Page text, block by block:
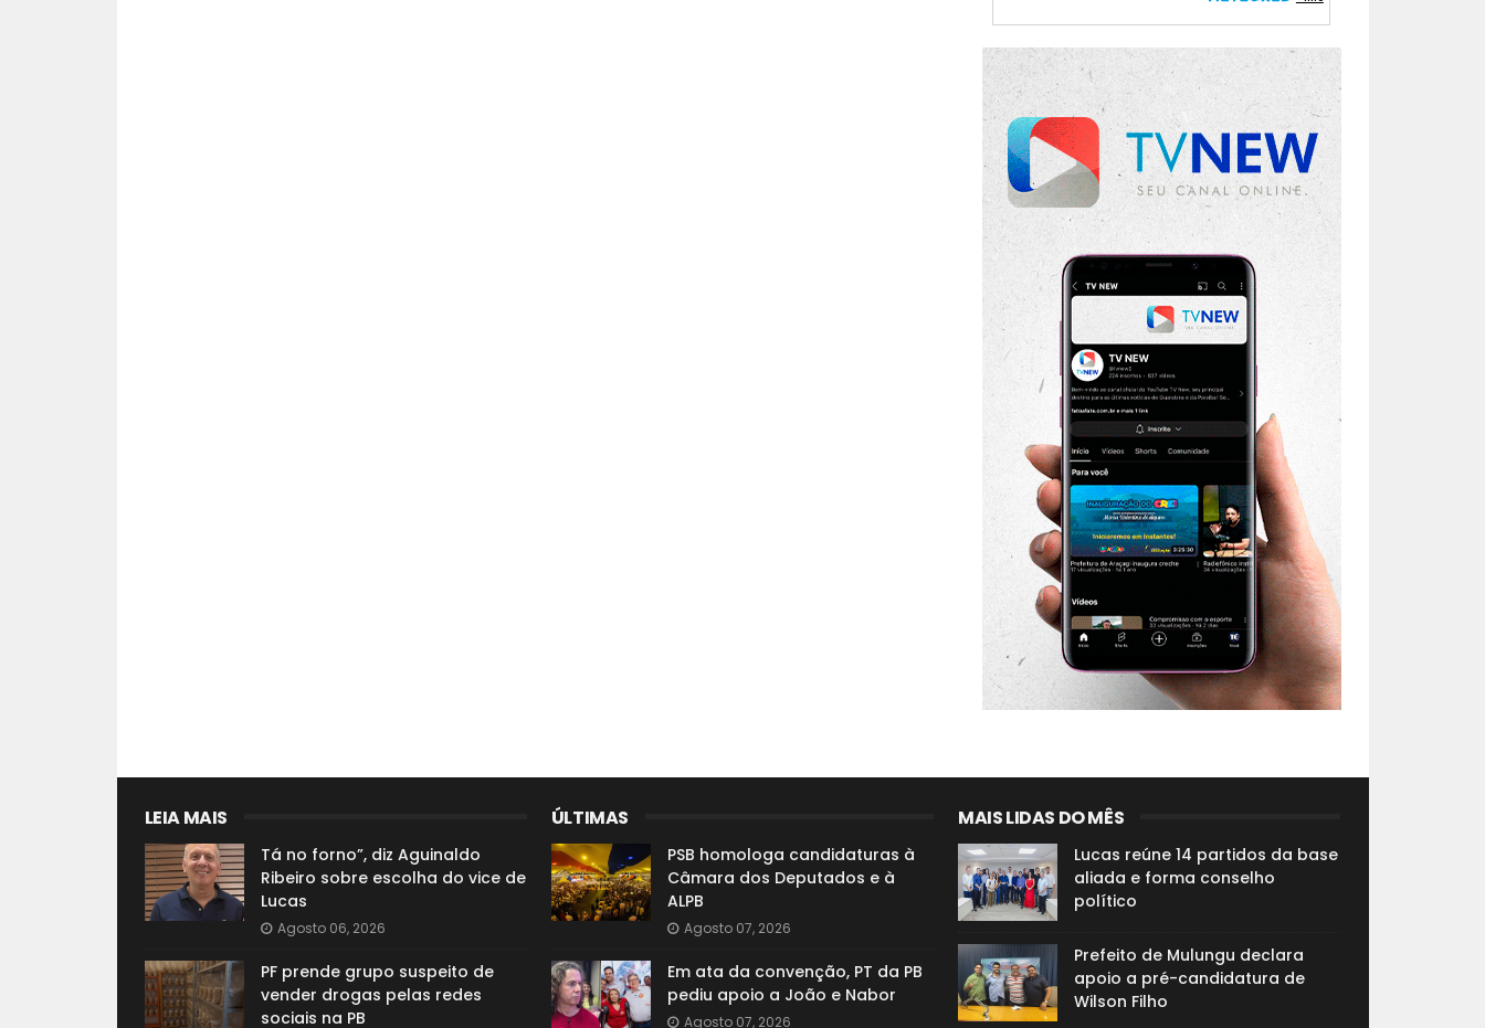
LEIA MAIS
Tá no forno”, diz Aguinaldo
Ribeiro sobre escolha do vice de
Lucas
Agosto 06, 2026
PF prende grupo suspeito de
vender drogas pelas redes
sociais na PB
ÚLTIMAS
PSB homologa candidaturas à
Câmara dos Deputados e à
ALPB
Agosto 07, 2026
Em ata da convenção, PT da PB
pediu apoio a João e Nabor
Agosto 07, 2026
MAIS LIDAS DO MÊS
Lucas reúne 14 partidos da base
aliada e forma conselho
político
Prefeito de Mulungu declara
apoio a pré-candidatura de
Wilson Filho